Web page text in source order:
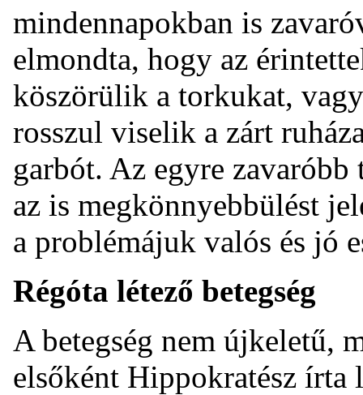
mindennapokban is
elmondta, hogy az
köszörülik a torkukat,
rosszul viselik a zárt
garbót. Az egyre
az is megkönnyebbülést
a problémájuk valós és jó
Régóta létező betegség
A betegség nem újkeletű,
elsőként Hippokratész írta